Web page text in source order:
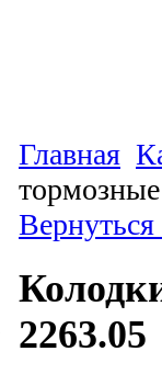
Главная
2263.05